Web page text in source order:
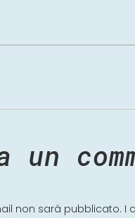
un
non sarà pubblicato. I